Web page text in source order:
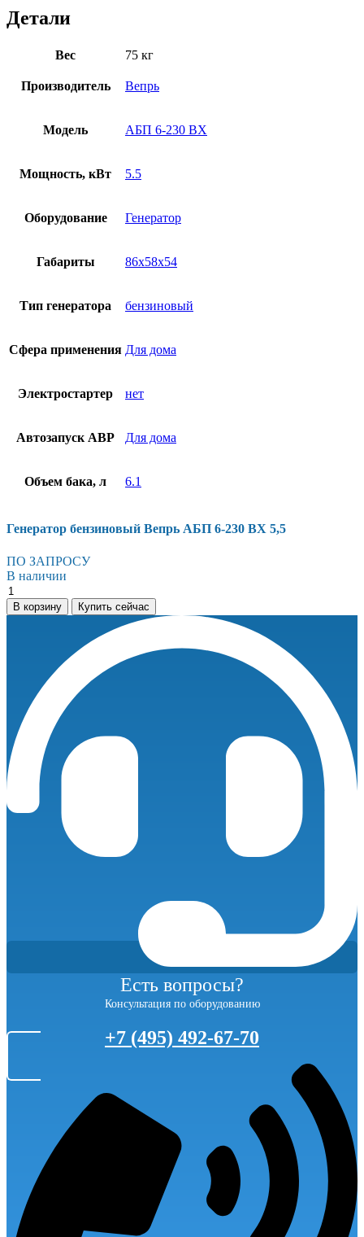
Детали
Вес 75 кг
Производитель Вепрь
Модель АБП 6-230 ВХ
Мощность, кВт 5.5
Оборудование Генератор
Габариты 86x58x54
Тип генератора бензиновый
Сфера применения Для дома
Электростартер нет
Автозапуск АВР Для дома
Объем бака, л 6.1
Генератор бензиновый Вепрь АБП 6-230 ВХ 5,5
ПО ЗАПРОСУ
В наличии
Генератор
бензиновый
Вепрь
количество
В корзину Купить сейчас
Есть вопросы?
Консультация по оборудованию
+7 (495) 492-67-70